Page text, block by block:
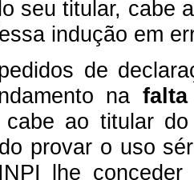
seu titular, cabe
indução em
de
na
ao titular
provar o uso
lhe